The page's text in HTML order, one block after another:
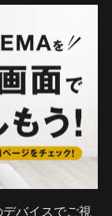
バイスでご視